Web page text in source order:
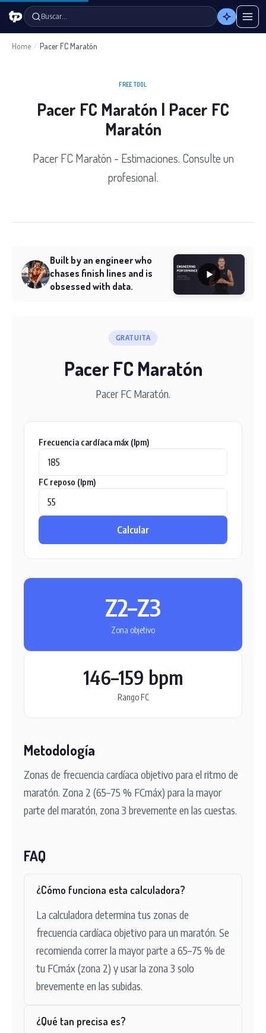
Buscar…
Home / Pacer FC Maratón
FREE TOOL
Pacer FC Maratón | Pacer FC
Maratón
Pacer FC Maratón - Estimaciones. Consulte un
profesional.
Built by an engineer who
chases finish lines and is
obsessed with data.
GRATUITA
Pacer FC Maratón
Pacer FC Maratón.
Frecuencia cardíaca máx (lpm)
FC reposo (lpm)
Calcular
Z2–Z3
Zona objetivo
146–159 bpm
Rango FC
Metodología
Zonas de frecuencia cardíaca objetivo para el ritmo de
maratón. Zona 2 (65–75 % FCmáx) para la mayor
parte del maratón, zona 3 brevemente en las cuestas.
FAQ
¿Cómo funciona esta calculadora?
La calculadora determina tus zonas de
frecuencia cardíaca objetivo para un maratón. Se
recomienda correr la mayor parte a 65–75 % de
tu FCmáx (zona 2) y usar la zona 3 solo
brevemente en las subidas.
¿Qué tan precisa es?